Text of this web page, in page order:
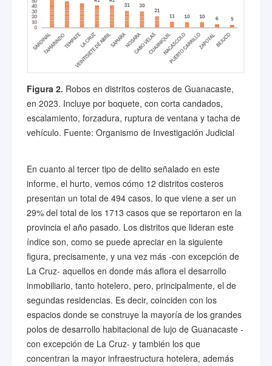
Figura 2. Robos en distritos costeros de Guanacaste,
en 2023. Incluye por boquete, con corta candados,
escalamiento, forzadura, ruptura de ventana y tacha de
vehículo. Fuente: Organismo de Investigación Judicial
En cuanto al tercer tipo de delito señalado en este
informe, el hurto, vemos cómo 12 distritos costeros
presentan un total de 494 casos, lo que viene a ser un
29% del total de los 1713 casos que se reportaron en la
provincia el año pasado. Los distritos que lideran este
índice son, como se puede apreciar en la siguiente
figura, precisamente, y una vez más -con excepción de
La Cruz- aquellos en donde más aflora el desarrollo
inmobiliario, tanto hotelero, pero, principalmente, el de
segundas residencias. Es decir, coinciden con los
espacios donde se construye la mayoría de los grandes
polos de desarrollo habitacional de lujo de Guanacaste -
con excepción de La Cruz- y también los que
concentran la mayor infraestructura hotelera, además